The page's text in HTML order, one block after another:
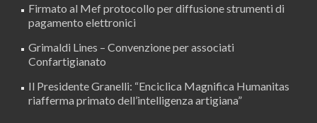
Firmato al Mef protocollo per diffusione strumenti di
pagamento elettronici
Grimaldi Lines – Convenzione per associati
Confartigianato
Il Presidente Granelli: “Enciclica Magnifica Humanitas
riafferma primato dell’intelligenza artigiana”